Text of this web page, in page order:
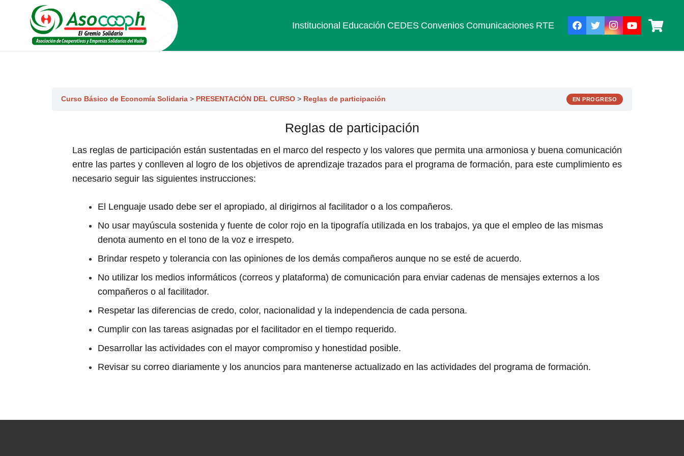
Institucional Educación CEDES Convenios Comunicaciones RTE
Curso Básico de Economía Solidaria PRESENTACIÓN DEL CURSO Reglas de participación EN PROGRESO
Reglas de participación
Las reglas de participación están sustentadas en el marco del respecto y los valores que permita una armoniosa y buena comunicación
entre las partes y conlleven al logro de los objetivos de aprendizaje trazados para el programa de formación, para este cumplimiento es
necesario seguir las siguientes instrucciones:
El Lenguaje usado debe ser el apropiado, al dirigirnos al facilitador o a los compañeros.
No usar mayúscula sostenida y fuente de color rojo en la tipografía utilizada en los trabajos, ya que el empleo de las mismas
denota aumento en el tono de la voz e irrespeto.
Brindar respeto y tolerancia con las opiniones de los demás compañeros aunque no se esté de acuerdo.
No utilizar los medios informáticos (correos y plataforma) de comunicación para enviar cadenas de mensajes externos a los
compañeros o al facilitador.
Respetar las diferencias de credo, color, nacionalidad y la independencia de cada persona.
Cumplir con las tareas asignadas por el facilitador en el tiempo requerido.
Desarrollar las actividades con el mayor compromiso y honestidad posible.
Revisar su correo diariamente y los anuncios para mantenerse actualizado en las actividades del programa de formación.